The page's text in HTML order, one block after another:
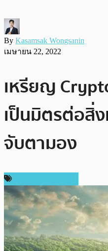
By Kasamsak Wongsanin
เมษายน 22, 2022
เหรียญ
เป็นมิตรต่อสิ่
จับตามอง